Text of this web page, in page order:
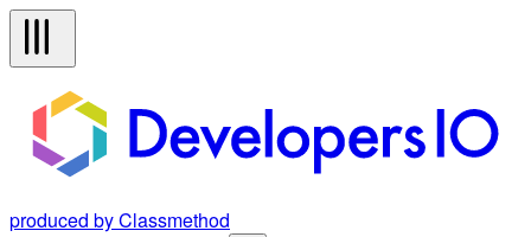
produced by Classmethod